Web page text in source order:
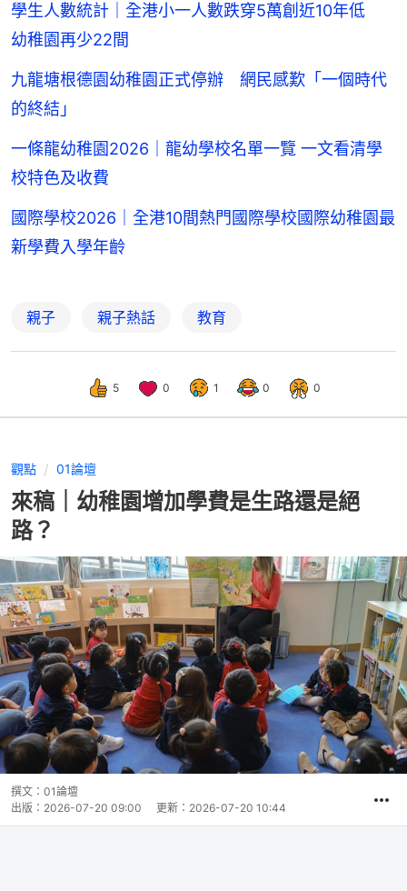
學生人數統計｜全港小一人數跌穿5萬創近10年低
幼稚園再少22間
九龍塘根德園幼稚園正式停辦 網民感歎「一個時代
的終結」
一條龍幼稚園2026｜龍幼學校名單一覽 一文看清學
校特色及收費
國際學校2026｜全港10間熱門國際學校國際幼稚園最
新學費入學年齡
親子 親子熱話 教育
5 0 1 0 0
觀點 01論壇
來稿｜幼稚園增加學費是生路還是絕
路？
撰文： 01論壇
出版： 2026-07-20 09:00 更新： 2026-07-20 10:44